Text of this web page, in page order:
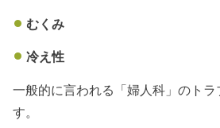
むくみ
冷え性
一般的に言われる「婦人科」のトラ
す。